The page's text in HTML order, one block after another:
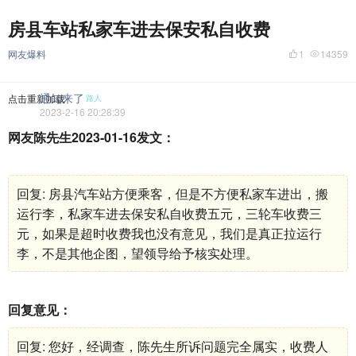
房县车站私家车进去保安私自收费
网友爆料 14359
1
点击重新加载
通知来了 路人
2023-2-16 20:28:39
网友陈先生2023-01-16发文：
回复: 房县汽车站方便乘客，但是不方便私家车进出，搬
运行李，私家车进去保安私自收费五元，三轮车收费三
元，如果是超时收费我也没有意见，我们是真正拉运行
李，不是其他企图，望领导给予核实处理。
回复意见：
回复: 您好，经调查，陈先生所诉问题完全属实，收费人